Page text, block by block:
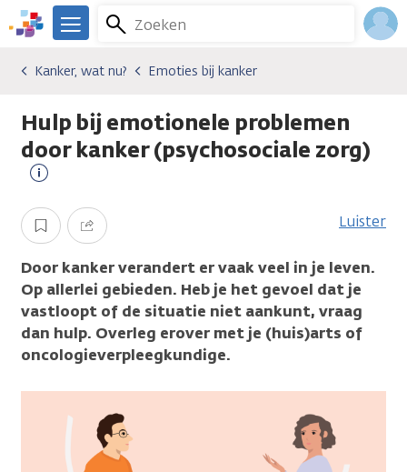
Overslaan
en
gaan
We
er
je.
Kanker.nl
Zoeken
Menu
Gevolgen van kanker
Kanker, wat nu?
Emoties bij kanker
Kanker, wat nu? Emoties bij kanker
Hulp bij emotionele problemen
door kanker (psychosociale zorg)
informatie
Opslaan Delen Luister
Door kanker verandert er vaak veel in je leven.
Op allerlei gebieden. Heb je het gevoel dat je
vastloopt of de situatie niet aankunt, vraag
dan hulp. Overleg erover met je (huis)arts of
oncologieverpleegkundige.